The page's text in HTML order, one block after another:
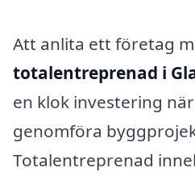
Att anlita ett företag
totalentreprenad i
en klok investering
genomföra
Totalentreprenad